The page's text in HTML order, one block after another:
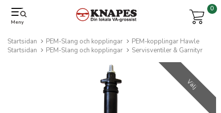
Meny
0
Startsidan PEM-Slang och kopplingar
PEM-kopplingar Hawle
Startsidan
PEM-Slang och kopplingar Servisventiler & Garnityr
Välj